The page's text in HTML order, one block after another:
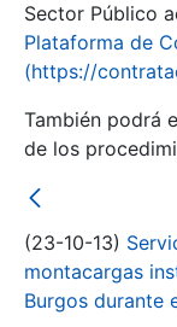
Sector Público
Plataforma de
(https://
También podrá
de los
(23-10-13)
montacargas
Burgos durante